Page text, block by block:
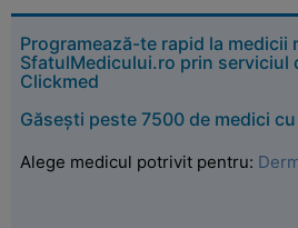
Programează-te rapid la medicii
SfatulMedicului.ro prin serviciul
Clickmed
Găsești peste 7500 de medici
Alege medicul potrivit pentru: